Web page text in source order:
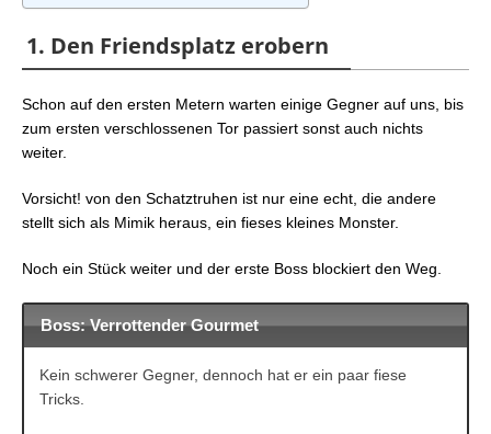
1. Den Friendsplatz erobern
Schon auf den ersten Metern warten einige Gegner auf uns, bis
zum ersten verschlossenen Tor passiert sonst auch nichts
weiter.
Vorsicht! von den Schatztruhen ist nur eine echt, die andere
stellt sich als Mimik heraus, ein fieses kleines Monster.
Noch ein Stück weiter und der erste Boss blockiert den Weg.
Boss: Verrottender Gourmet
Kein schwerer Gegner, dennoch hat er ein paar fiese
Tricks.